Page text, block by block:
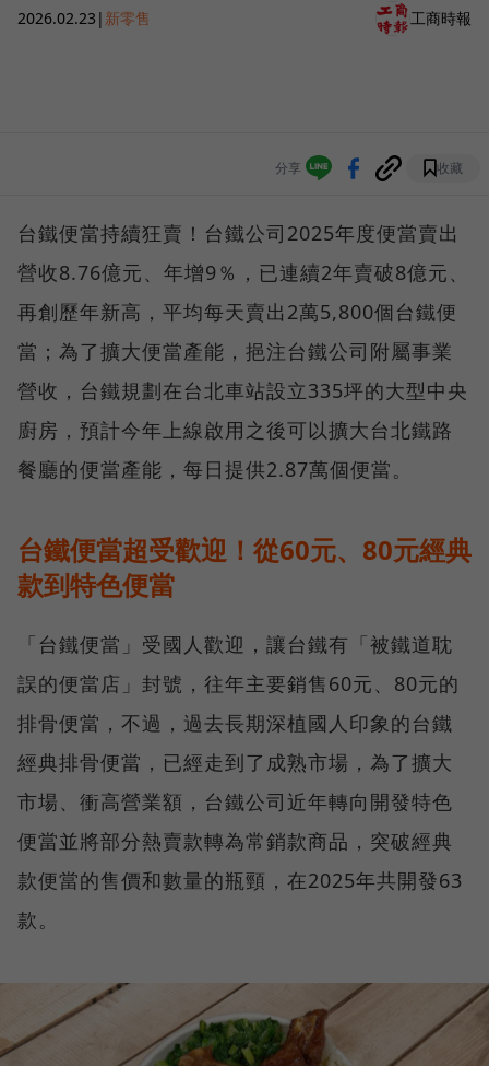
2026.02.23 | 新零售 工商時報
分享 收藏
台鐵便當持續狂賣！台鐵公司2025年度便當賣出
營收8.76億元、年增9％，已連續2年賣破8億元、
再創歷年新高，平均每天賣出2萬5,800個台鐵便
當；為了擴大便當產能，挹注台鐵公司附屬事業
營收，台鐵規劃在台北車站設立335坪的大型中央
廚房，預計今年上線啟用之後可以擴大台北鐵路
餐廳的便當產能，每日提供2.87萬個便當。
台鐵便當超受歡迎！從60元、80元經典
款到特色便當
「台鐵便當」受國人歡迎，讓台鐵有「被鐵道耽
誤的便當店」封號，往年主要銷售60元、80元的
排骨便當，不過，過去長期深植國人印象的台鐵
經典排骨便當，已經走到了成熟市場，為了擴大
市場、衝高營業額，台鐵公司近年轉向開發特色
便當並將部分熱賣款轉為常銷款商品，突破經典
款便當的售價和數量的瓶頸，在2025年共開發63
款。